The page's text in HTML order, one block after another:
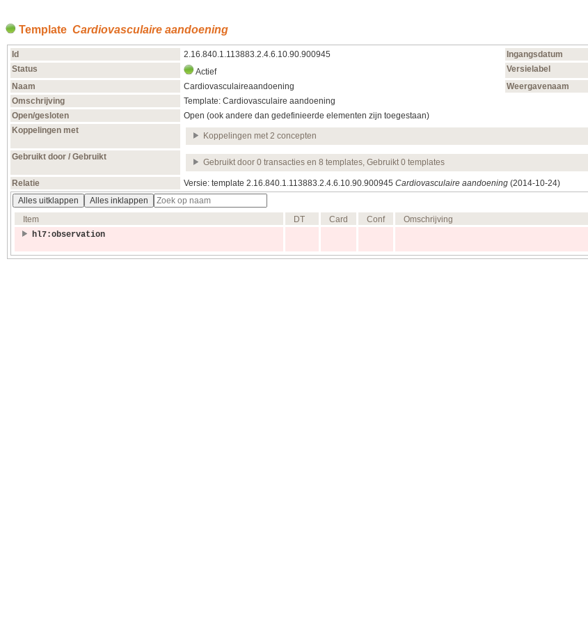
Template Cardiovasculaire aandoening
Id 2.16.840.1.113883.2.4.6.10.90.900945 Ingangsdatum
Status
Actief Versielabel
Naam
Cardiovasculaireaandoening Weergavenaam
Omschrijving
Template: Cardiovasculaire aandoening
Open/gesloten
Open (ook andere dan gedefinieerde elementen zijn toegestaan)
Koppelingen met
Koppelingen met 2 concepten
Gebruikt door / Gebruikt
Gebruikt door 0 transacties en 8 templates, Gebruikt 0 templates
Relatie Versie: template 2.16.840.1.113883.2.4.6.10.90.900945 Cardiovasculaire aandoening (2014‑10‑24)
Alles uitklappen
Alles inklappen
Item
DT Card Conf Omschrijving
hl7:observation